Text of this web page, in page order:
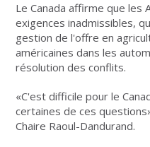
Le Canada affirme que les
exigences inadmissibles,
gestion de l'offre en
américaines dans les
résolution des conflits.
«C'est difficile pour le
certaines de ces
Chaire Raoul-Dandurand.